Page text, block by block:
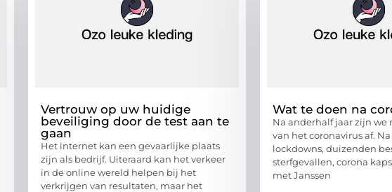
Vertrouw op uw huidige
beveiliging door de test aan te
gaan
Het internet kan een gevaarlijke plaats
zijn als bedrijf. Uiteraard kan het verkeer
in de online wereld helpen bij het
verkrijgen van resultaten, maar het
Wat te doen na
Na anderhalf jaar zijn we
van het coronavirus af.
lockdowns, duizenden
sterfgevallen, corona
met Janssen